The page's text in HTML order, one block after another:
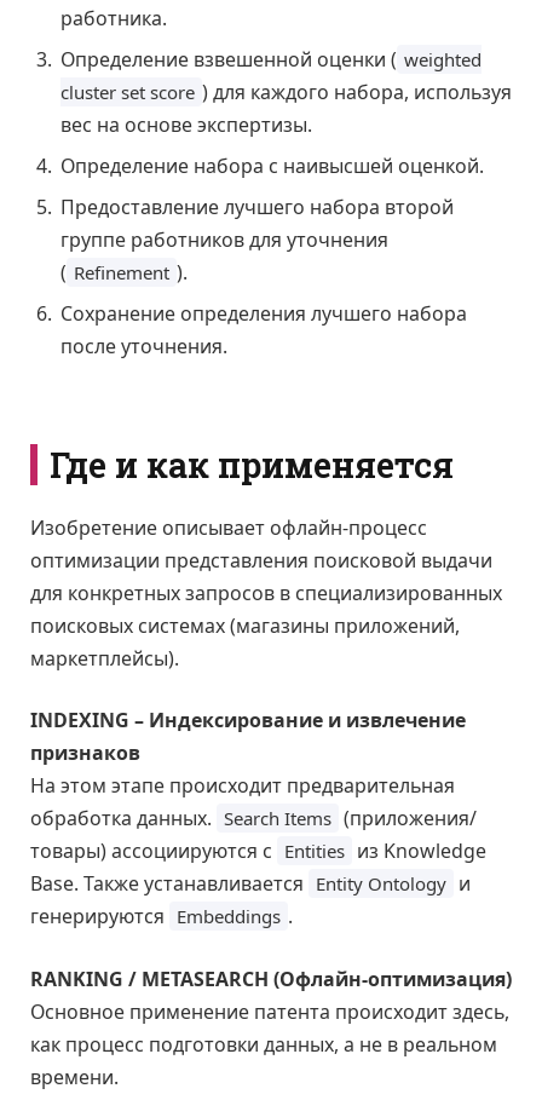
работника.
Определение взвешенной оценки ( weighted
cluster set score ) для каждого набора, используя
вес на основе экспертизы.
Определение набора с наивысшей оценкой.
Предоставление лучшего набора второй
группе работников для уточнения
( Refinement ).
Сохранение определения лучшего набора
после уточнения.
Где и как применяется
Изобретение описывает офлайн-процесс
оптимизации представления поисковой выдачи
для конкретных запросов в специализированных
поисковых системах (магазины приложений,
маркетплейсы).
INDEXING – Индексирование и извлечение
признаков
На этом этапе происходит предварительная
обработка данных. Search Items (приложения/
товары) ассоциируются с Entities из Knowledge
Base. Также устанавливается Entity Ontology и
генерируются Embeddings .
RANKING / METASEARCH (Офлайн-оптимизация)
Основное применение патента происходит здесь,
как процесс подготовки данных, а не в реальном
времени.